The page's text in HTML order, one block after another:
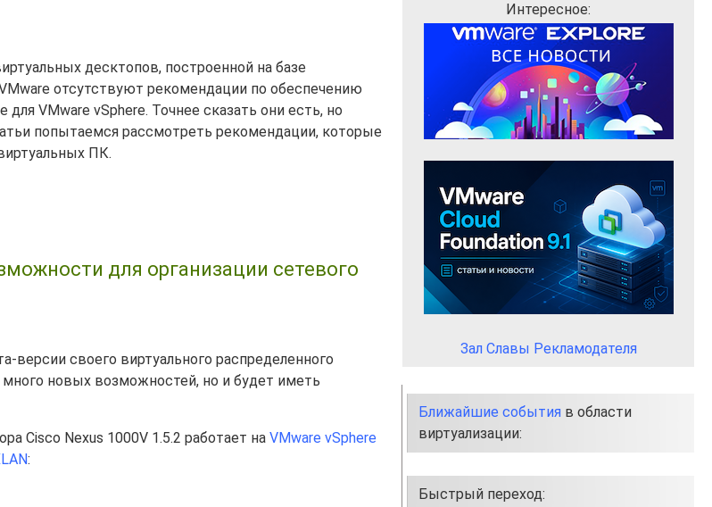
десктопов, построенной на базе
отсутствуют рекомендации по обеспечению
VMware vSphere. Точнее сказать они есть, но
попытаемся рассмотреть рекомендации, которые
ПК.
для организации сетевого
версии своего виртуального распределенного
много новых возможностей, но и будет иметь
Cisco Nexus 1000V 1.5.2 работает на VMware vSphere
:
Интересное:
Зал Славы Рекламодателя
Ближайшие события в области
виртуализации:
Быстрый переход: